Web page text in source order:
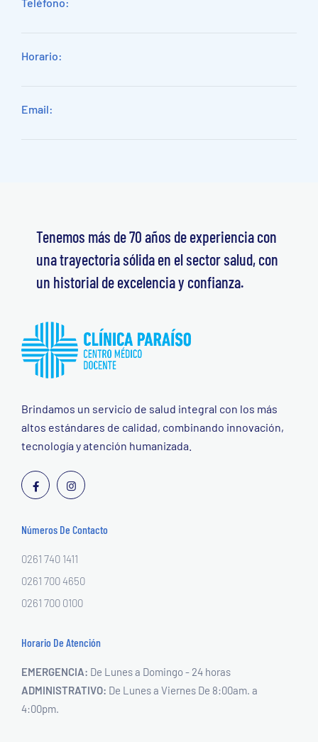
Horario:
Email:
Tenemos más de 70 años de experiencia con
una trayectoria sólida en el sector salud, con
un historial de excelencia y confianza.
Brindamos un servicio de salud integral con los más
altos estándares de calidad, combinando innovación,
tecnología y atención humanizada.
Números De Contacto
0261 740 1411
0261 700 4650
0261 700 0100
Horario De Atención
EMERGENCIA: De Lunes a Domingo - 24 horas
ADMINISTRATIVO: De Lunes a Viernes De 8:00am. a
4:00pm.